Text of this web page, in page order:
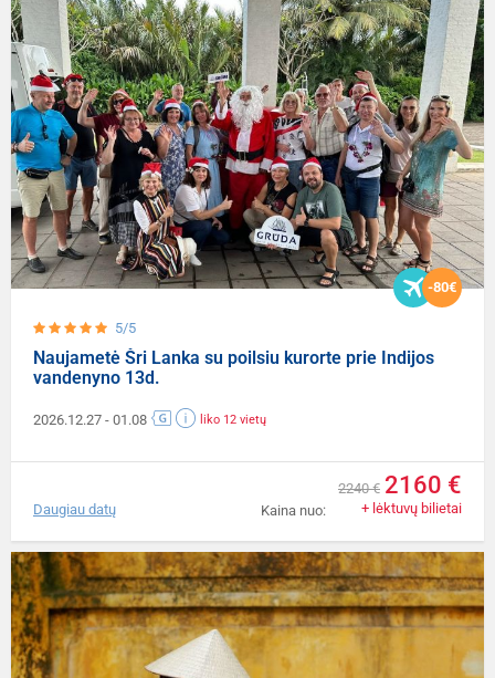
5/5
-80€
Naujametė Šri Lanka su poilsiu kurorte prie Indijos
vandenyno 13d.
2026.12.27 - 01.08 liko 12 vietų
Kaina nuo:
2240 € 2160 €
+ lėktuvų bilietai
Daugiau datų